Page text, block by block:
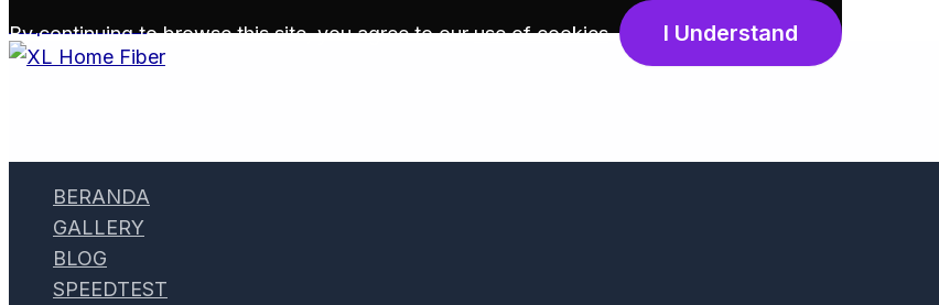
Skip to content
BERANDA
GALLERY
BLOG
SPEEDTEST
By continuing to browse this site, you agree to ouruse of cookies. I Understand